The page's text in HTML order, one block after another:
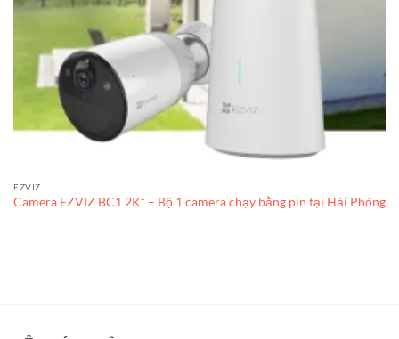
EZVIZ
Camera EZVIZ BC1 2K⁺ – Bộ 1 camera chạy bằng pin tại Hải Phòng